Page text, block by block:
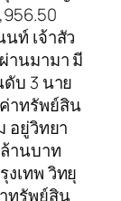
ท์ เจ้าสัว
านมามา มี
บ 3 นาย
าทรัพย์สิน
อยู่วิทยา
านบาท
เทพ วิทยุ
ทรัพย์สิน